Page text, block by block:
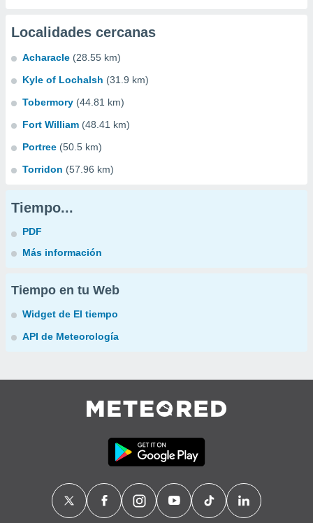
Localidades cercanas
Acharacle (28.55 km)
Kyle of Lochalsh (31.9 km)
Tobermory (44.81 km)
Fort William (48.41 km)
Portree (50.5 km)
Torridon (57.96 km)
Tiempo...
PDF
Más información
Tiempo en tu Web
Widget de El tiempo
API de Meteorología